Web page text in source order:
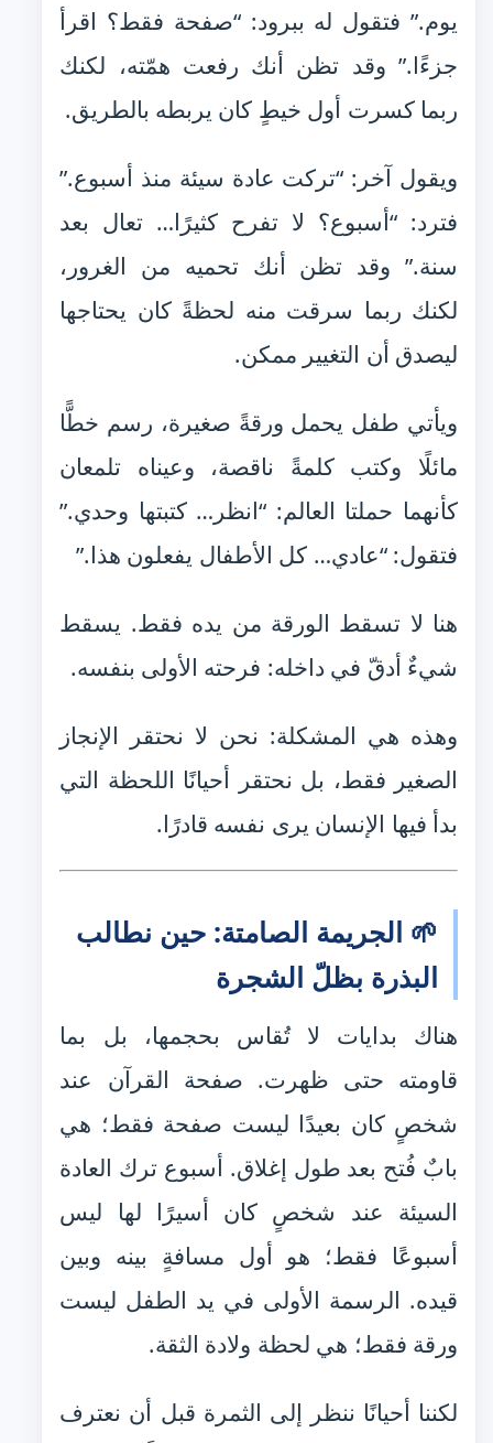
يوم.” فتقول له ببرود: “صفحة فقط؟ اقرأ
جزءًا.” وقد تظن أنك رفعت همّته، لكنك
ربما كسرت أول خيطٍ كان يربطه بالطريق.
ويقول آخر: “تركت عادة سيئة منذ أسبوع.”
فترد: “أسبوع؟ لا تفرح كثيرًا… تعال بعد
سنة.” وقد تظن أنك تحميه من الغرور،
لكنك ربما سرقت منه لحظةً كان يحتاجها
ليصدق أن التغيير ممكن.
ويأتي طفل يحمل ورقةً صغيرة، رسم خطًّا
مائلًا وكتب كلمةً ناقصة، وعيناه تلمعان
كأنهما حملتا العالم: “انظر… كتبتها وحدي.”
فتقول: “عادي… كل الأطفال يفعلون هذا.”
هنا لا تسقط الورقة من يده فقط. يسقط
شيءٌ أدقّ في داخله: فرحته الأولى بنفسه.
وهذه هي المشكلة: نحن لا نحتقر الإنجاز
الصغير فقط، بل نحتقر أحيانًا اللحظة التي
بدأ فيها الإنسان يرى نفسه قادرًا.
🌱 الجريمة الصامتة: حين نطالب
البذرة بظلّ الشجرة
هناك بدايات لا تُقاس بحجمها، بل بما
قاومته حتى ظهرت. صفحة القرآن عند
شخصٍ كان بعيدًا ليست صفحة فقط؛ هي
بابٌ فُتح بعد طول إغلاق. أسبوع ترك العادة
السيئة عند شخصٍ كان أسيرًا لها ليس
أسبوعًا فقط؛ هو أول مسافةٍ بينه وبين
قيده. الرسمة الأولى في يد الطفل ليست
ورقة فقط؛ هي لحظة ولادة الثقة.
لكننا أحيانًا ننظر إلى الثمرة قبل أن نعترف